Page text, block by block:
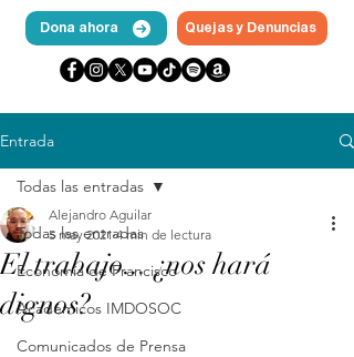
Dona ahora Quejas y Denuncias
Entrada
Todas las entradas
Economía de Francisco
Académicos IMDOSOC
Comunicados de Prensa
Todas las entradas
El trabajo... ¿nos hará
dignos?
Alejandro Aguilar
5 may 2021 4 min de lectura